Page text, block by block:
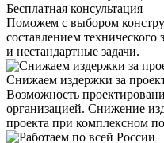
Бесплатная консультация
Поможем с выбором
составлением
и нестандартные задачи.
Снижаем издержки за
Возможность
организацией. Снижение
проекта при комплексном